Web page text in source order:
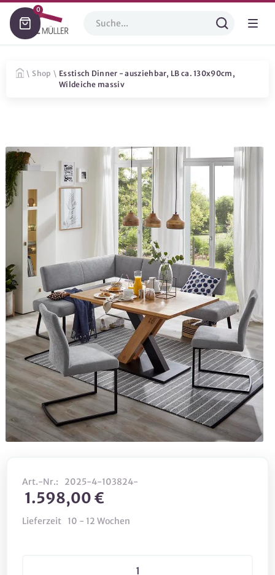
0
\ Shop \ Esstisch Dinner - ausziehbar, LB ca. 130x90cm,
Wildeiche massiv
Art.-Nr.: 2025-4-103824-
1.598,00 €
Lieferzeit 10 - 12 Wochen